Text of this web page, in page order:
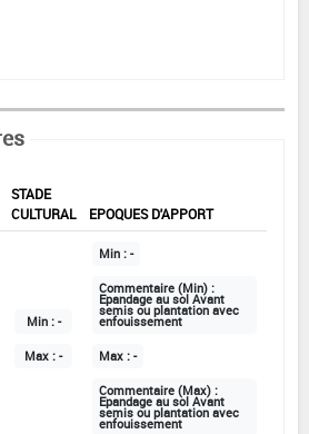
STADE
CULTURAL
EPOQUES D'APPORT
Min : -
Max : -
Min : -
Commentaire (Min) :
Epandage au sol Avant
semis ou plantation avec
enfouissement
Max : -
Commentaire (Max) :
Epandage au sol Avant
semis ou plantation avec
enfouissement